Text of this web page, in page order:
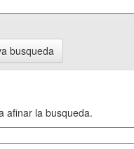
busqueda
afinar la busqueda.